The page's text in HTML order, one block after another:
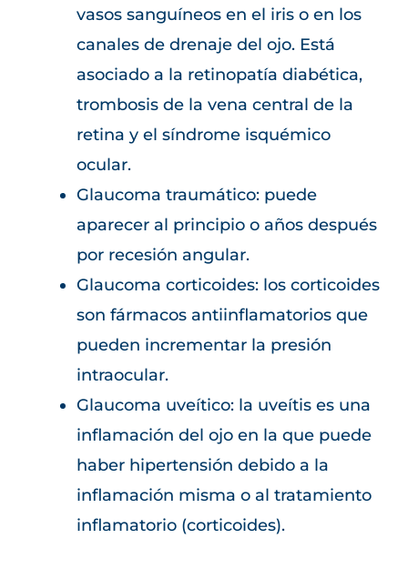
vasos sanguíneos en el iris o en los
canales de drenaje del ojo. Está
asociado a la retinopatía diabética,
trombosis de la vena central de la
retina y el síndrome isquémico
ocular.
Glaucoma traumático: puede
aparecer al principio o años después
por recesión angular.
Glaucoma corticoides: los corticoides
son fármacos antiinflamatorios que
pueden incrementar la presión
intraocular.
Glaucoma uveítico: la uveítis es una
inflamación del ojo en la que puede
haber hipertensión debido a la
inflamación misma o al tratamiento
inflamatorio (corticoides).